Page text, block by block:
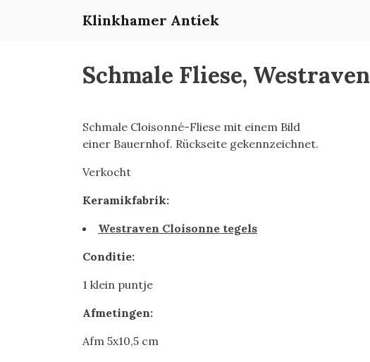
Klinkhamer Antiek
Schmale Fliese, Westraven
Schmale Cloisonné-Fliese mit einem Bild
einer Bauernhof. Rückseite gekennzeichnet.
Verkocht
Keramikfabrik:
Westraven Cloisonne tegels
Conditie:
1 klein puntje
Afmetingen:
Afm 5x10,5 cm